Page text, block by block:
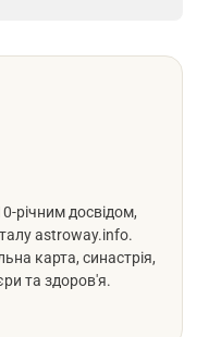
річним досвідом,
astroway.info.
карта, синастрія,
та здоров'я.